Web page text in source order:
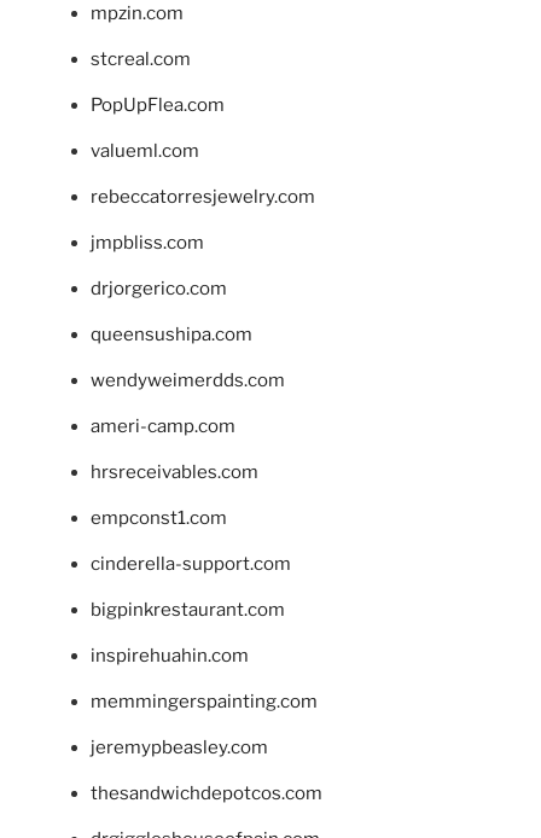
mpzin.com
stcreal.com
PopUpFlea.com
valueml.com
rebeccatorresjewelry.com
jmpbliss.com
drjorgerico.com
queensushipa.com
wendyweimerdds.com
ameri-camp.com
hrsreceivables.com
empconst1.com
cinderella-support.com
bigpinkrestaurant.com
inspirehuahin.com
memmingerspainting.com
jeremypbeasley.com
thesandwichdepotcos.com